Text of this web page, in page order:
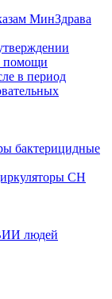
МинЗдрава
помощи
в период
бактерицидные
СН
людей